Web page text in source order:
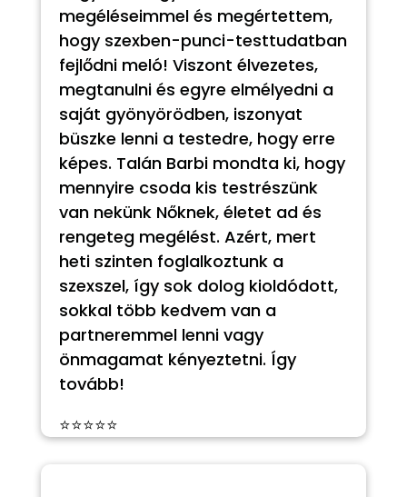
megéléseimmel és megértettem,
hogy szexben-punci-testtudatban
fejlődni meló! Viszont élvezetes,
megtanulni és egyre elmélyedni a
saját gyönyörödben, iszonyat
büszke lenni a testedre, hogy erre
képes. Talán Barbi mondta ki, hogy
mennyire csoda kis testrészünk
van nekünk Nőknek, életet ad és
rengeteg megélést. Azért, mert
heti szinten foglalkoztunk a
szexszel, így sok dolog kioldódott,
sokkal több kedvem van a
partneremmel lenni vagy
önmagamat kényeztetni. Így
tovább!
⭐⭐⭐⭐⭐